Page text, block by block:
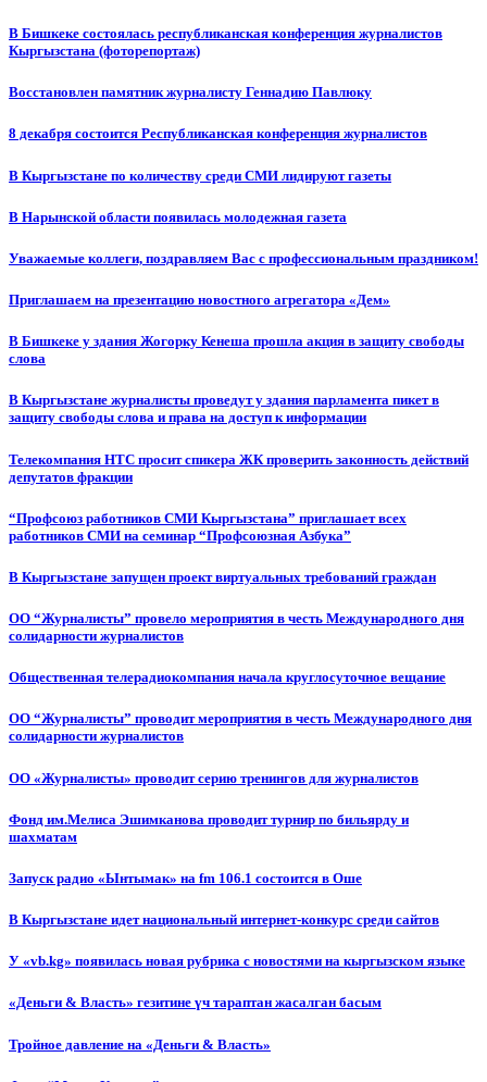
В Бишкеке состоялась республиканская конференция журналистов
Кыргызстана (фоторепортаж)
Восстановлен памятник журналисту Геннадию Павлюку
8 декабря состоится Республиканская конференция журналистов
В Кыргызстане по количеству среди СМИ лидируют газеты
В Нарынской области появилась молодежная газета
Уважаемые коллеги, поздравляем Вас с профессиональным праздником!
Приглашаем на презентацию новостного агрегатора «Дем»
В Бишкеке у здания Жогорку Кенеша прошла акция в защиту свободы
слова
В Кыргызстане журналисты проведут у здания парламента пикет в
защиту свободы слова и права на доступ к информации
Телекомпания НТС просит спикера ЖК проверить законность действий
депутатов фракции
“Профсоюз работников СМИ Кыргызстана” приглашает всех
работников СМИ на семинар “Профсоюзная Азбука”
В Кыргызстане запущен проект виртуальных требований граждан
ОО “Журналисты” провело мероприятия в честь Международного дня
солидарности журналистов
Общественная телерадиокомпания начала круглосуточное вещание
ОО “Журналисты” проводит мероприятия в честь Международного дня
солидарности журналистов
ОО «Журналисты» проводит серию тренингов для журналистов
Фонд им.Мелиса Эшимканова проводит турнир по бильярду и
шахматам
Запуск радио «Ынтымак» на fm 106.1 состоится в Оше
В Кыргызстане идет национальный интернет-конкурс среди сайтов
У «vb.kg» появилась новая рубрика с новостями на кыргызском языке
«Деньги & Власть» гезитине үч тараптан жасалган басым
Тройное давление на «Деньги & Власть»